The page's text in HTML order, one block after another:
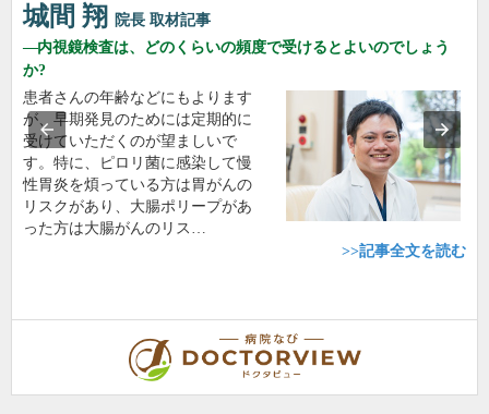
城間 翔 院長 取材記事
内視鏡検査は、どのくらいの頻度で受けるとよいのでしょう
か?
患者さんの年齢などにもよります
が、早期発見のためには定期的に
受けていただくのが望ましいで
す。特に、ピロリ菌に感染して慢
性胃炎を煩っている方は胃がんの
リスクがあり、大腸ポリープがあ
った方は大腸がんのリス…
>>記事全文を読む